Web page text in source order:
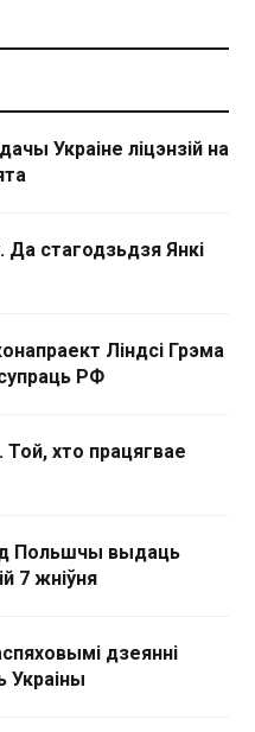
Украіне ліцэнзій на
Да стагодзьдзя Янкі
Ліндсі Грэма
РФ
хто працягвае
Польшчы выдаць
7 жніўня
дзеянні
Украіны